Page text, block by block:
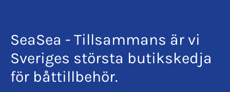
SeaSea - Tillsammans är vi
Sveriges största butikskedja
för båttillbehör.